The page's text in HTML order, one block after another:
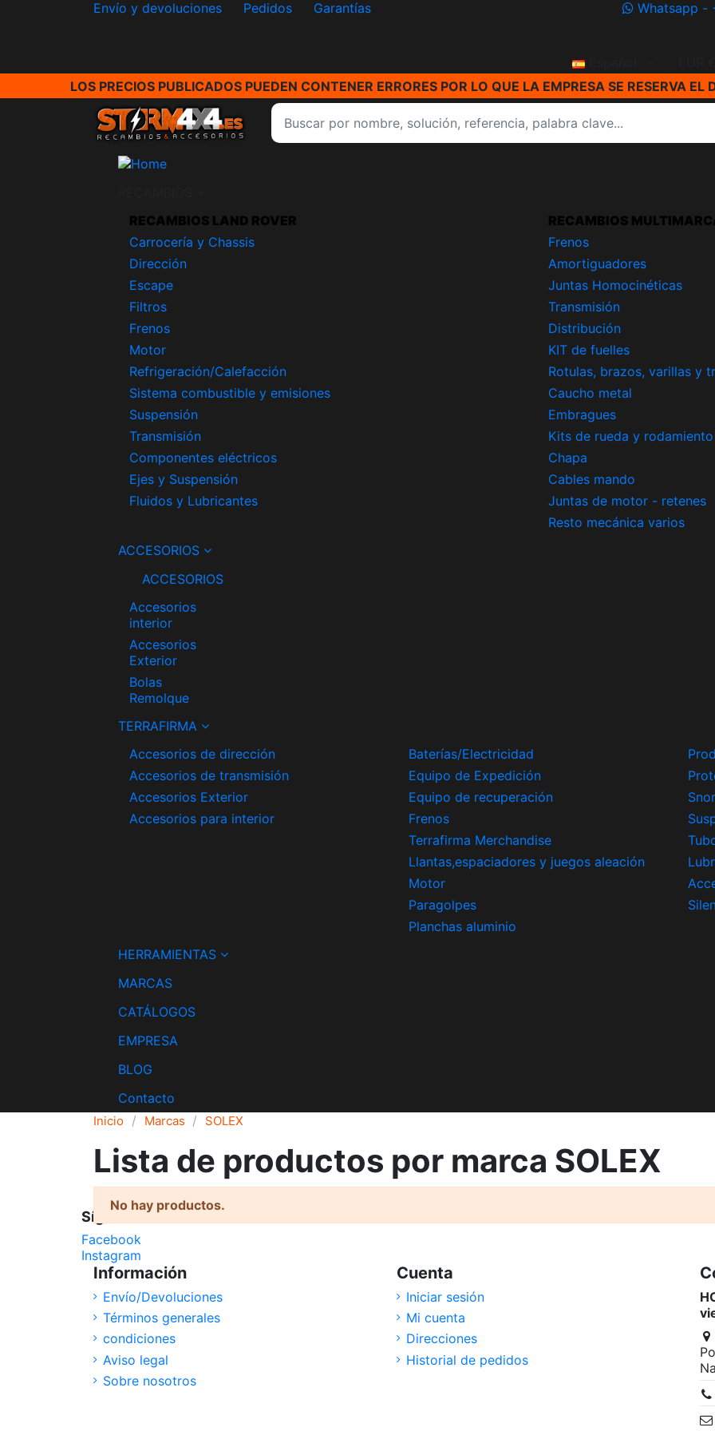
Envío y devoluciones Pedidos Garantías Whatsapp -
Español
LOS PRECIOS PUBLICADOS PUEDEN CONTENER ERRORES POR LO QUE LA EMPRESA SE RESERVA
RECAMBIOS LAND ROVER
Carrocería y Chassis
Dirección
Escape
Filtros
Frenos
Motor
Refrigeración/Calefacción
Sistema combustible y emisiones
Suspensión
Transmisión
Componentes eléctricos
Ejes y Suspensión
Fluidos y Lubricantes
RECAMBIOS
Frenos
Amortiguadores
Juntas Homocinéticas
Transmisión
Distribución
KIT de fuelles
Rotulas, brazos, varillas y
Caucho metal
Embragues
Kits de rueda y rodamiento
Chapa
Cables mando
Juntas de motor - retenes
Resto mecánica varios
ACCESORIOS
ACCESORIOS
Accesorios
interior
Accesorios
Exterior
Bolas
Remolque
TERRAFIRMA
Accesorios de dirección
Accesorios de transmisión
Accesorios Exterior
Accesorios para interior
Baterías/Electricidad
Equipo de Expedición
Equipo de recuperación
Frenos
Terrafirma Merchandise
Llantas,espaciadores y juegos aleación
Motor
Paragolpes
Planchas aluminio
HERRAMIENTAS
MARCAS
CATÁLOGOS
EMPRESA
BLOG
Contacto
Inicio Marcas SOLEX
Lista de productos por marca SOLEX
No hay productos.
Síguenos
Facebook
Instagram
Información
Envío/Devoluciones
Términos generales
condiciones
Aviso legal
Sobre nosotros
Cuenta
Iniciar sesión
Mi cuenta
Direcciones
Historial de pedidos